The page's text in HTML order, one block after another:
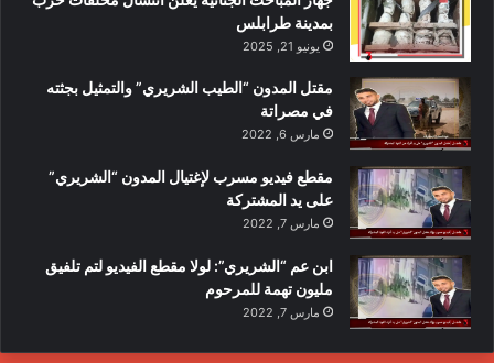
بمدينة طرابلس
يونيو 21, 2025
مقتل المدون “الطيب الشريري” والتمثيل بجثته
في مصراتة
مارس 6, 2022
مقطع فيديو مسرب لإغتيال المدون “الشريري”
على يد المشتركة
مارس 7, 2022
ابن عم “الشريري”: لولا مقطع الفيديو لتم تلفيق
مليون تهمة للمرحوم
مارس 7, 2022